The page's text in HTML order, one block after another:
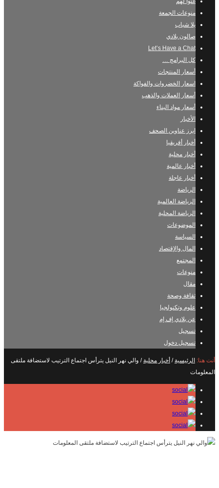
منوعات الجمعة
يلا شباب
صالون بلادي
Let’s Have a Chat
كل البرامج …
أسعار المنتجات
اسعار الخضروات والفواكة
أسعار العملات والذهب
أسعار مواد البناء
الأخبار
ابرز عناوين الصحف
أخبار أفريقيا
أخبار محلية
أخبار عالمية
أخبار عاجلة
الرياضة
الرياضة العالمية
الرياضة المحلية
الموضوعات
السياسة
المال والإقتصاد
المجتمع
منوعات
مقال
ثقافة وصحة
علوم وتكنولجيا
عن بلادي إف إم
تسجيل
تسجيل دخول
أنت هنا: الرئيسية / أخبار محلية / والي نهر النيل يترأس اجتماع الترتيب لاستضافة ملتقى
المعلومات